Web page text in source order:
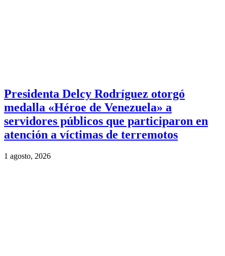
Presidenta Delcy Rodríguez otorgó
medalla «Héroe de Venezuela» a
servidores públicos que participaron en
atención a víctimas de terremotos
1 agosto, 2026